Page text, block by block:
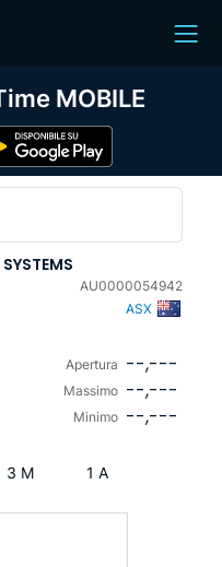
AU0000054942
ASX
Apertura --,---
Massimo --,---
Minimo --,---
3 M 1 A
MOBILE